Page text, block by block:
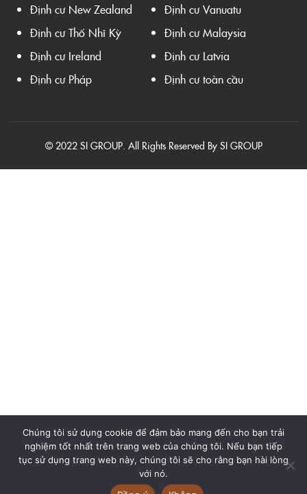
Định cư New Zealand
Định cư Vanuatu
Định cư Thổ Nhĩ Kỳ
Định cư Malaysia
Định cư Ireland
Định cư Latvia
Định cư Pháp
Định cư toàn cầu
© 2022 SI GROUP. All Rights Reserved By SI GROUP
Chúng tôi sử dụng cookie để đảm bảo mang đến cho bạn trải
nghiệm tốt nhất trên trang web của chúng tôi. Nếu bạn tiếp
tục sử dụng trang web này, chúng tôi sẽ cho rằng bạn hài lòng
với nó.